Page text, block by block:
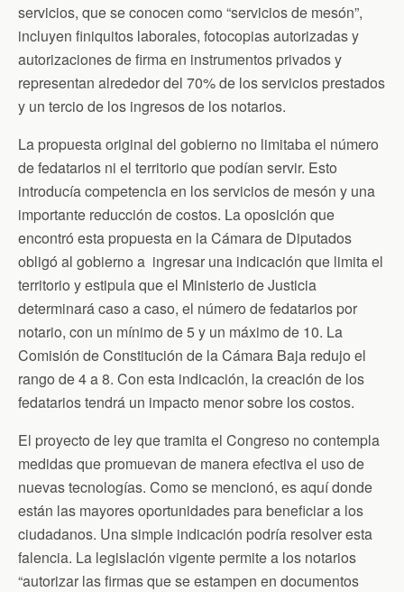
servicios, que se conocen como “servicios de mesón”,
incluyen finiquitos laborales, fotocopias autorizadas y
autorizaciones de firma en instrumentos privados y
representan alrededor del 70% de los servicios prestados
y un tercio de los ingresos de los notarios.
La propuesta original del gobierno no limitaba el número
de fedatarios ni el territorio que podían servir. Esto
introducía competencia en los servicios de mesón y una
importante reducción de costos. La oposición que
encontró esta propuesta en la Cámara de Diputados
obligó al gobierno a ingresar una indicación que limita el
territorio y estipula que el Ministerio de Justicia
determinará caso a caso, el número de fedatarios por
notario, con un mínimo de 5 y un máximo de 10. La
Comisión de Constitución de la Cámara Baja redujo el
rango de 4 a 8. Con esta indicación, la creación de los
fedatarios tendrá un impacto menor sobre los costos.
El proyecto de ley que tramita el Congreso no contempla
medidas que promuevan de manera efectiva el uso de
nuevas tecnologías. Como se mencionó, es aquí donde
están las mayores oportunidades para beneficiar a los
ciudadanos. Una simple indicación podría resolver esta
falencia. La legislación vigente permite a los notarios
“autorizar las firmas que se estampen en documentos